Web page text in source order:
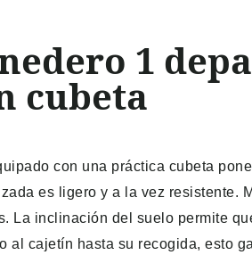
1
cubeta
con una práctica cubeta
es ligero y a la vez resistente.
La inclinación del suelo permite
al cajetín hasta su recogida, esto